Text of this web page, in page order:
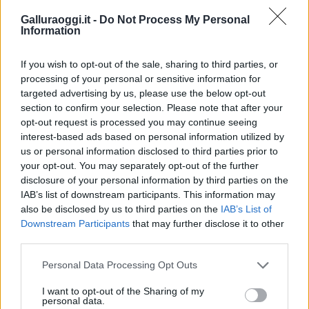
Galluraoggi.it - Do Not Process My Personal
Information
If you wish to opt-out of the sale, sharing to third parties, or
processing of your personal or sensitive information for
targeted advertising by us, please use the below opt-out
section to confirm your selection. Please note that after your
opt-out request is processed you may continue seeing
interest-based ads based on personal information utilized by
us or personal information disclosed to third parties prior to
your opt-out. You may separately opt-out of the further
disclosure of your personal information by third parties on the
IAB’s list of downstream participants. This information may
also be disclosed by us to third parties on the IAB’s List of
Downstream Participants that may further disclose it to other
Please note that this website/app uses one or more Google
not limited to your visit or usage behaviour. You may click to
grant or deny consent to Google and its third-party tags to
Personal Data Processing Opt Outs
I want to opt-out of the Sharing of my
personal data.
pe…
l’inaugurazione
Andrea Mura conquista Palau: grande
partecipazione per il suo racconto
Calangianus, allarme sul centro accoglienza
minori, Albieri: “Episodi gravissimi”
Gallura, finti clienti svuotano le suite: furto da
protagonisti